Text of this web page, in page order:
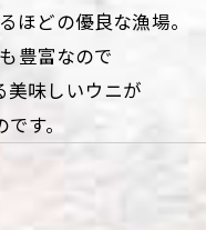
ほどの優良な漁場。
豊富なので
美味しいウニが
す。